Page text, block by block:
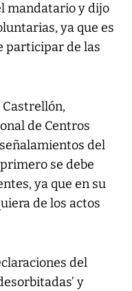
mandatario y dijo
ya que es
participar de las
de Centros
del
se debe
ya que en su
de los actos
del
y